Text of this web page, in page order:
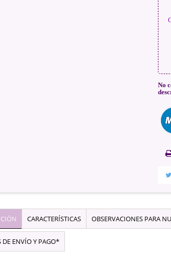
No
CARACTERÍSTICAS OBSERVACIONES PARA
DE ENVÍO Y PAGO*